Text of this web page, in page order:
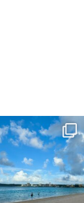
dahawaii
12月 4